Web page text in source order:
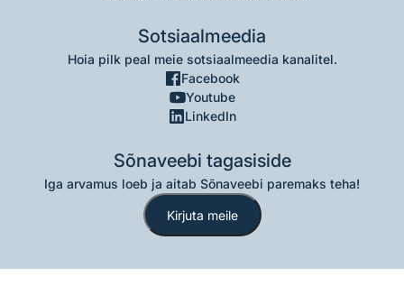
Sotsiaalmeedia
Hoia pilk peal meie sotsiaalmeedia kanalitel.
Facebook
Youtube
LinkedIn
Sõnaveebi tagasiside
Iga arvamus loeb ja aitab Sõnaveebi paremaks teha!
Kirjuta meile